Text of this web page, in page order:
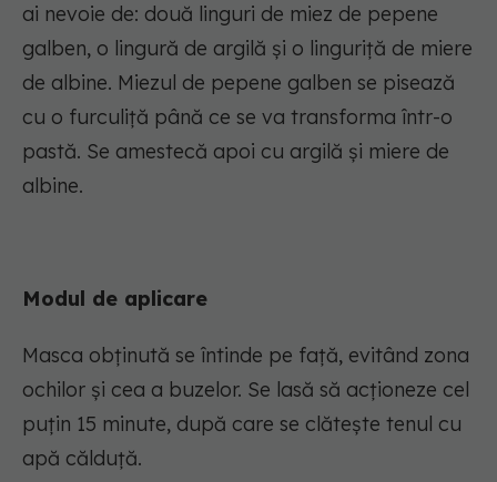
ai nevoie de: două linguri de miez de pepene
galben, o lingură de argilă și o linguriță de miere
de albine. Miezul de pepene galben se pisează
cu o furculiță până ce se va transforma într-o
pastă. Se amestecă apoi cu argilă și miere de
albine.
Modul de aplicare
Masca obținută se întinde pe față, evitând zona
ochilor și cea a buzelor. Se lasă să acționeze cel
puțin 15 minute, după care se clătește tenul cu
apă călduță.